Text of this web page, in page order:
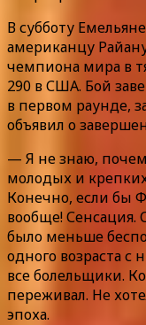
В субботу
американцу
чемпиона мира в
290 в США. Бой
в первом раунде,
объявил о
— Я не знаю,
молодых и
Конечно, если бы
вообще!
было меньше
одного возраста
все болельщики.
переживал. Не
эпоха.